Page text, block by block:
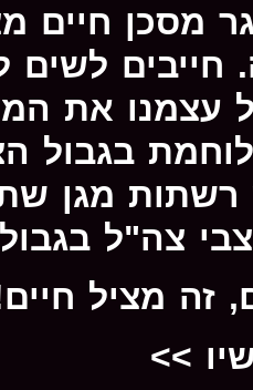
מסכן חיים
חייבים לשים
עצמנו את
בגבול
רשתות מגן
צה"ל
זה מציל
>>